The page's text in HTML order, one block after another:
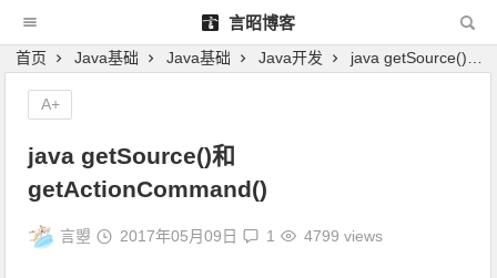
言昭博客
首页 Java基础 Java基础 Java开发 java getSource()和 getActionCommand()
java getSource()和
getActionCommand()
言曌 2017年05月09日 1 4799 views
A+